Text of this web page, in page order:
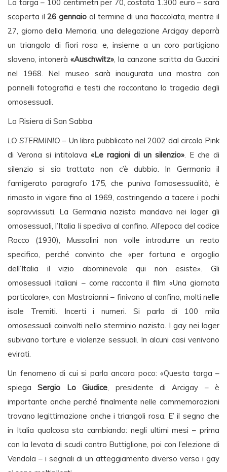
La targa – 100 centimetri per 70, costata 1.300 euro – sarà
scoperta il26 gennaio al termine di una fiaccolata, mentre il
27, giorno della Memoria, una delegazione Arcigay deporrà
un triangolo di fiori rosa e, insieme a un coro partigiano
sloveno, intonerà«Auschwitz», la canzone scritta da Guccini
nel 1968. Nel museo sarà inaugurata una mostra con
pannelli fotografici e testi che raccontano la tragedia degli
omosessuali.
La Risiera di San Sabba
LO STERMINIO – Un libro pubblicato nel 2002 dal circolo Pink
di Verona si intitolava «Le ragioni di un silenzio». E che di
silenzio si sia trattato non c’è dubbio. In Germania il
famigerato paragrafo 175, che puniva l’omosessualità, è
rimasto in vigore fino al 1969, costringendo a tacere i pochi
sopravvissuti. La Germania nazista mandava nei lager gli
omosessuali, l’Italia li spediva al confino. All’epoca del codice
Rocco (1930), Mussolini non volle introdurre un reato
specifico, perché convinto che «per fortuna e orgoglio
dell’Italia il vizio abominevole qui non esiste». Gli
omosessuali italiani – come racconta il film «Una giornata
particolare», con Mastroianni – finivano al confino, molti nelle
isole Tremiti. Incerti i numeri. Si parla di 100 mila
omosessuali coinvolti nello sterminio nazista. I gay nei lager
subivano torture e violenze sessuali. In alcuni casi venivano
evirati.
Un fenomeno di cui si parla ancora poco: «Questa targa –
spiegaSergio Lo Giudice, presidente di Arcigay – è
importante anche perché finalmente nelle commemorazioni
trovano legittimazione anche i triangoli rosa. E’ il segno che
in Italia qualcosa sta cambiando: negli ultimi mesi – prima
con la levata di scudi contro Buttiglione, poi con l’elezione di
Vendola – i segnali di un atteggiamento diverso verso i gay